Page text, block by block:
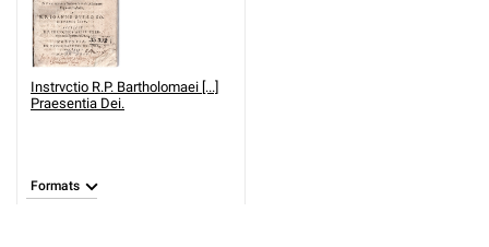
Instrvctio R.P. Bartholomaei [...]
Praesentia Dei.
Formats